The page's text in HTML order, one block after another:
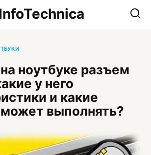
ноутбуке разъем
у него
и какие
выполнять?